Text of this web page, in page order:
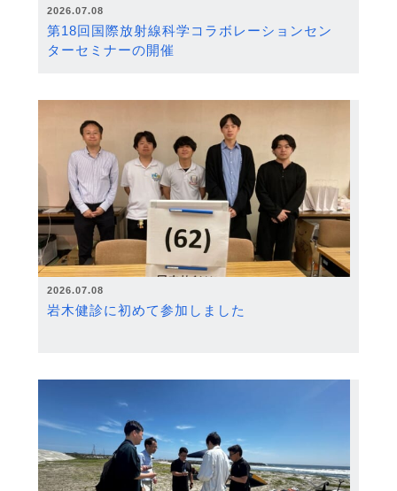
2026.07.08
第18回国際放射線科学コラボレーションセン
ターセミナーの開催
2026.07.08
岩木健診に初めて参加しました